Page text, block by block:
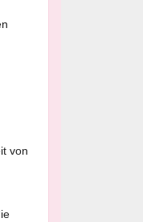
von